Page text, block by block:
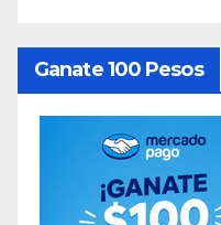
Ganate 100 Pesos